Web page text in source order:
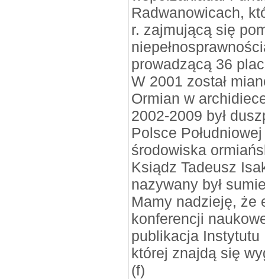
Radwanowicach,
r. zajmującą się
prowadzącą 36
W 2001 został
Ormian w
2002-2009 był
Polsce
środowiska
Ksiądz Tadeusz
nazywany był
Mamy nadzieję, że
konferencji
publikacja
której znajdą się
(f)